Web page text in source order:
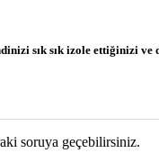
sık sık izole ettiğinizi ve
soruya geçebilirsiniz.